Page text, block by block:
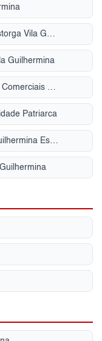
Condomínio Dialogo Home Resort Astorga Vila Guilhermina
Guilhermina
Condomínio Home Resort Astorga Sl Comerciais Vila Guilhermina
Patriarca
Condomínio Conjunto Residencial Guilhermina Esperança Vila Guilhermina